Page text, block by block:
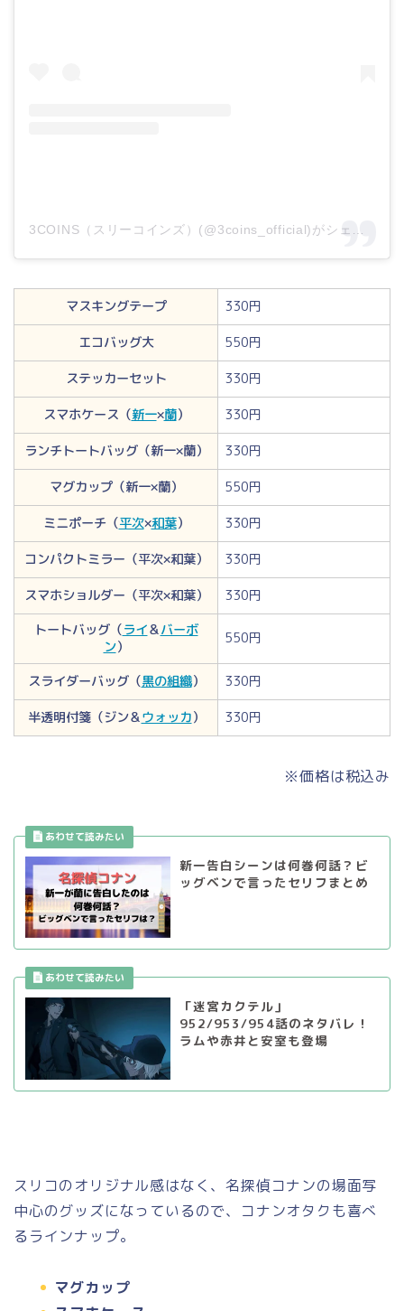
マスキングテープ
330円
エコバッグ大
550円
ステッカーセット
330円
スマホケース（新一×蘭）
330円
ランチトートバッグ（新一×蘭）
330円
マグカップ（新一×蘭）
550円
ミニポーチ（平次×和葉）
330円
コンパクトミラー（平次×和葉）
330円
スマホショルダー（平次×和葉）
330円
トートバッグ（ライ＆バーボ
ン） 550円
スライダーバッグ（黒の組織）
330円
半透明付箋（ジン＆ウォッカ） 330円
※価格は税込み
新一告白シーンは何巻何話？ビ
ッグベンで言ったセリフまとめ
「迷宮カクテル」
952/953/954話のネタバレ！
ラムや赤井と安室も登場
スリコのオリジナル感はなく、名探偵コナンの場面写
中心のグッズになっているので、コナンオタクも喜べ
るラインナップ。
マグカップ